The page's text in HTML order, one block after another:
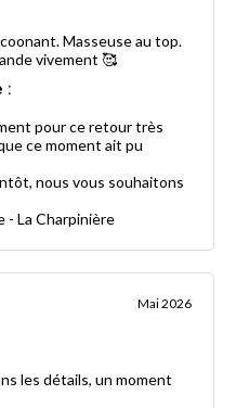
Masseuse au top.
Je recommande vivement 🥰
:
pour ce retour très
ce moment ait pu
nous vous souhaitons
- La Charpinière
Mai 2026
les détails, un moment